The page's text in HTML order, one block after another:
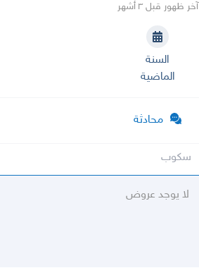
آخر ظهور قبل ٣ أشهر
السنة
الماضية
محادثة
سكوب
لا يوجد عروض